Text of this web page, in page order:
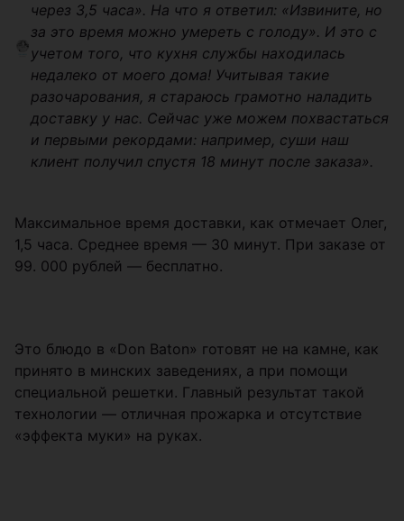
через 3,5 часа». На что я ответил: «Извините, но
за это время можно умереть с голоду». И это с
учетом того, что кухня службы находилась
недалеко от моего дома! Учитывая такие
разочарования, я стараюсь грамотно наладить
доставку у нас. Сейчас уже можем похвастаться
и первыми рекордами: например, суши наш
клиент получил спустя 18 минут после заказа».
Максимальное время доставки, как отмечает Олег,
1,5 часа. Среднее время — 30 минут. При заказе от
99. 000 рублей — бесплатно.
Это блюдо в «Don Baton» готовят не на камне, как
принято в минских заведениях, а при помощи
специальной решетки. Главный результат такой
технологии — отличная прожарка и отсутствие
«эффекта муки» на руках.